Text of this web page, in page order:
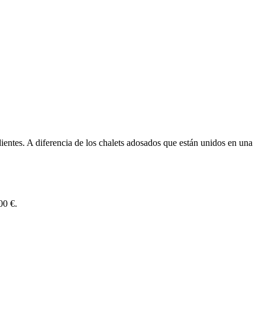
A diferencia de los chalets adosados que están unidos en una
€.